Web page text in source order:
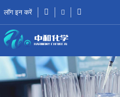
लॉग इन करें